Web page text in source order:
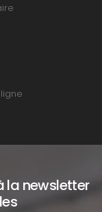
la newsletter